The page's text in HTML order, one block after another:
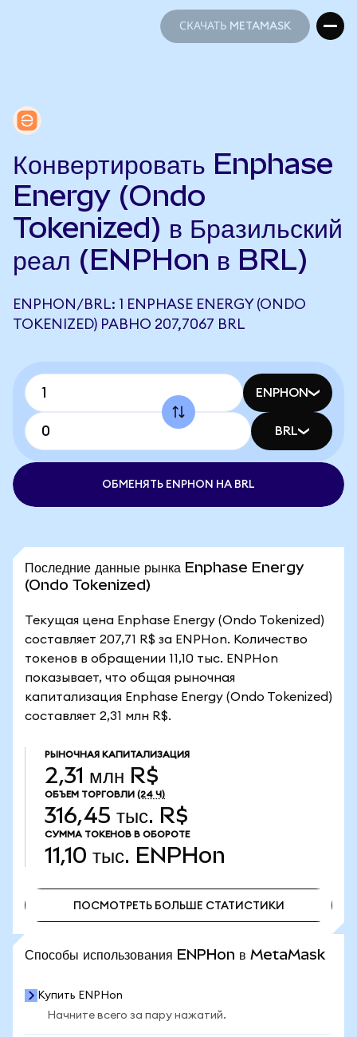
СКАЧАТЬ METAMASK
Конвертировать Enphase
Energy (Ondo
Tokenized) в Бразильский
реал (ENPHon в BRL)
ENPHON/BRL: 1 ENPHASE ENERGY (ONDO
TOKENIZED) РАВНО 207,7067 BRL
ENPHON
BRL
ОБМЕНЯТЬ ENPHON НА BRL
Последние данные рынка Enphase Energy
(Ondo Tokenized)
Текущая цена Enphase Energy (Ondo Tokenized)
составляет 207,71 R$ за ENPHon. Количество
токенов в обращении 11,10 тыс. ENPHon
показывает, что общая рыночная
капитализация Enphase Energy (Ondo Tokenized)
составляет 2,31 млн R$.
РЫНОЧНАЯ КАПИТАЛИЗАЦИЯ
2,31 млн R$
ОБЪЕМ ТОРГОВЛИ (24 Ч)
316,45 тыс. R$
СУММА ТОКЕНОВ В ОБОРОТЕ
11,10 тыс. ENPHon
ПОСМОТРЕТЬ БОЛЬШЕ СТАТИСТИКИ
Способы использования ENPHon в MetaMask
Купить ENPHon
Начните всего за пару нажатий.